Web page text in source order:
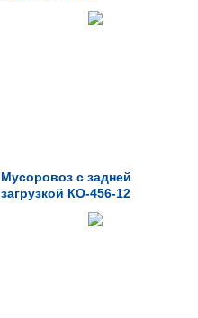
Мусоровоз с задней
загрузкой КО-456-12